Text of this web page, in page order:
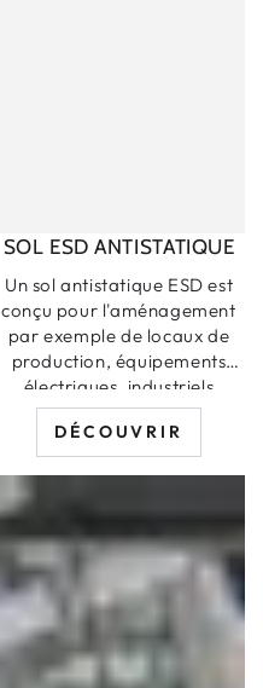
SOL ESD ANTISTATIQUE
Un sol antistatique ESD est
conçu pour l'aménagement
par exemple de locaux de
production, équipements
électriques, industriels
électronique, entreprise
informatique, télécoms, etc.
DÉCOUVRIR